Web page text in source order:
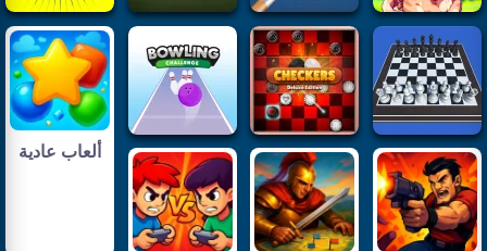
ألعاب عادية